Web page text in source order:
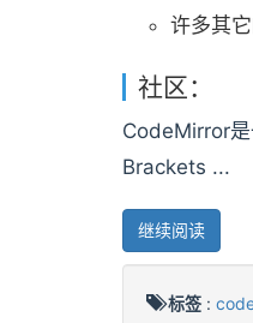
许多其
社区：
CodeMirror
Brackets ...
继续阅读
标签 :